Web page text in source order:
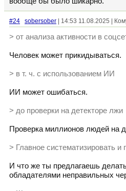
#24 sobersober | 14:53 11.08.2025 |
> от анализа активности в
Человек может прикидываться.
> в т. ч. с использованием ИИ
ИИ может ошибаться.
> до проверки на детекторе лжи
Проверка миллионов людей на
> Главное систематизировать и
И что же ты предлагаешь
обладателями неправильных